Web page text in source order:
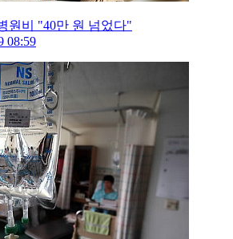
원비 "40만 원 넘었다"
08:59